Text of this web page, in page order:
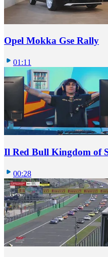
Opel Mokka Gse Rally
01:11
Il Red Bull Kingdom of
00:28